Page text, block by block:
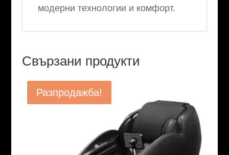
модерни технологии и комфорт.
Свързани продукти
Разпродажба!